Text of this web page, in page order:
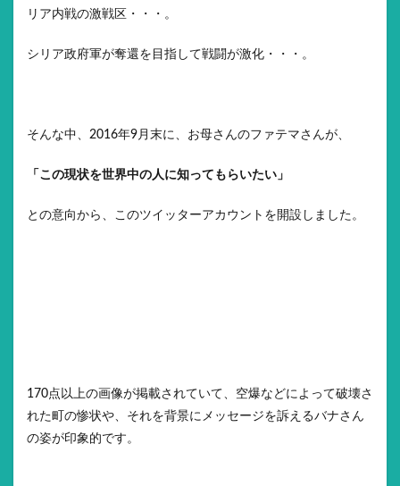
リア内戦の激戦区・・・。
シリア政府軍が奪還を目指して戦闘が激化・・・。
そんな中、2016年9月末に、お母さんのファテマさんが、
「この現状を世界中の人に知ってもらいたい」
との意向から、このツイッターアカウントを開設しました。
170点以上の画像が掲載されていて、空爆などによって破壊さ
れた町の惨状や、それを背景にメッセージを訴えるバナさん
の姿が印象的です。